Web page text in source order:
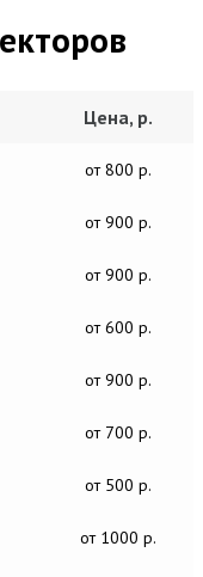
Цена, р.
от 800 р.
от 900 р.
от 900 р.
от 600 р.
от 900 р.
от 700 р.
от 500 р.
от 1000 р.